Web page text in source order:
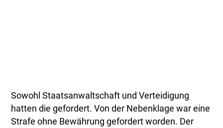
Sowohl Staatsanwaltschaft und Verteidigung
hatten die gefordert. Von der Nebenklage war eine
Strafe ohne Bewährung gefordert worden. Der